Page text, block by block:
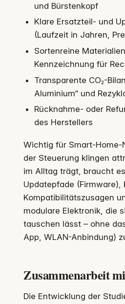
und Bürstenkopf
Klare Ersatzteil- und
(Laufzeit in Jahren,
Sortenreine
Kennzeichnung für
Transparente CO₂-
Aluminium“ und
Rücknahme- oder
des Herstellers
Wichtig für Smart-Home-
der Steuerung klingen
im Alltag trägt, braucht
Updatepfade (Firmware),
Kompatibilitätszusagen
modulare Elektronik, die
tauschen lässt – ohne
App, WLAN-Anbindung)
Zusammenarbeit
Die Entwicklung der